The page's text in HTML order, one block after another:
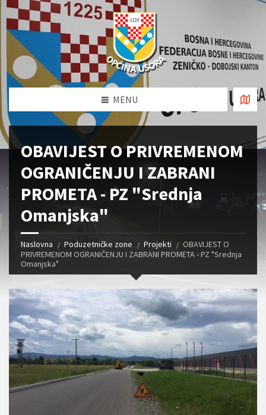
MENU
OBAVIJEST O PRIVREMENOM
OGRANIČENJU I ZABRANI
PROMETA - PZ "Srednja
Omanjska"
Naslovna Poduzetničke zone Projekti
OBAVIJEST O
PRIVREMENOM OGRANIČENJU I ZABRANI PROMETA - PZ "Srednja
Omanjska"